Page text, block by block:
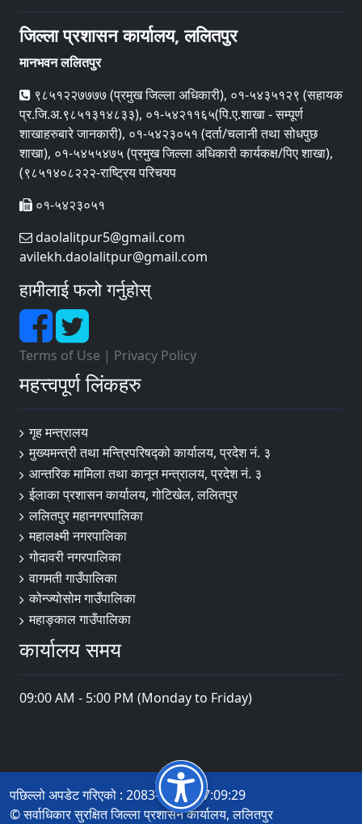
जिल्ला प्रशासन कार्यालय, ललितपुर
मानभवन ललितपुर
९८५१२२७७७७ (प्रमुख जिल्ला अधिकारी), ०१-५४३५१२९ (सहायक
प्र.जि.अ.९८५१३१४८३३), ०१-५४२११६५(पि.ए.शाखा - सम्पूर्ण
शाखाहरुबारे जानकारी), ०१-५४२३०५१ (दर्ता/चलानी तथा सोधपुछ
शाखा), ०१-५४५५४७५ (प्रमुख जिल्ला अधिकारी कार्यकक्ष/पिए शाखा),
(९८५१४०८२२२-राष्ट्रिय परिचयप
०१-५४२३०५१
daolalitpur5@gmail.com
avilekh.daolalitpur@gmail.com
हामीलाई फलो गर्नुहोस्
Terms of Use | Privacy Policy
महत्त्वपूर्ण लिंकहरु
गृह मन्त्रालय
मुख्यमन्त्री तथा मन्त्रिपरिषद्को कार्यालय, प्रदेश नं. ३
आन्तरिक मामिला तथा कानून मन्त्रालय, प्रदेश नं. ३
ईलाका प्रशासन कार्यालय, गोटिखेल, ललितपुर
ललितपुर महानगरपालिका
महालक्ष्मी नगरपालिका
गोदावरी नगरपालिका
वागमती गाउँपालिका
कोन्ज्योसोम गाउँपालिका
महाङ्काल गाउँपालिका
कार्यालय समय
09:00 AM - 5:00 PM (Monday to Friday)
पछिल्लो अपडेट गरिएको : 2083-04-21 17:09:29
© सर्वाधिकार सुरक्षित जिल्ला प्रशासन कार्यालय, ललितपुर